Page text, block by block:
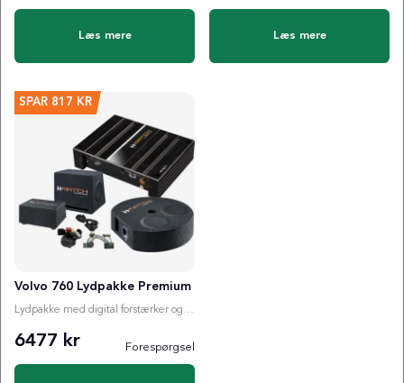
Læs mere Læs mere
SPAR 817 KR
Volvo 760 Lydpakke Premium
Lydpakke med digital forstærker og valgfri subwoofer
6477 kr Forespørgsel